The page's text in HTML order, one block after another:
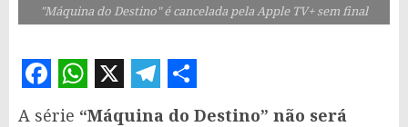
"Máquina do Destino" é cancelada pela Apple TV+ sem final
Facebook
WhatsApp
X Telegram
Share
A série “Máquina do Destino” não será